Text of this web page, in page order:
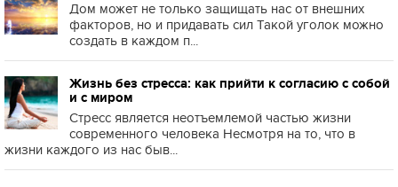
Дом может не только защищать нас от внешних
факторов, но и придавать сил Такой уголок можно
создать в каждом п...
Жизнь без стресса: как прийти к согласию с собой
и с миром
Стресс является неотъемлемой частью жизни
современного человека Несмотря на то, что в
жизни каждого из нас быв...